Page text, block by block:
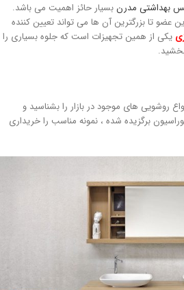
بهداشتی مدرنبسیار حائز اهمیت می باشد.
تا بزرگترین آن ها می تواند تعیین کننده
یکی از همین تجهیزات است که جلوه بسیاری را
روشویی های موجود در بازار را بشناسید و
برگزیده شده ، نمونه مناسب را خریداری